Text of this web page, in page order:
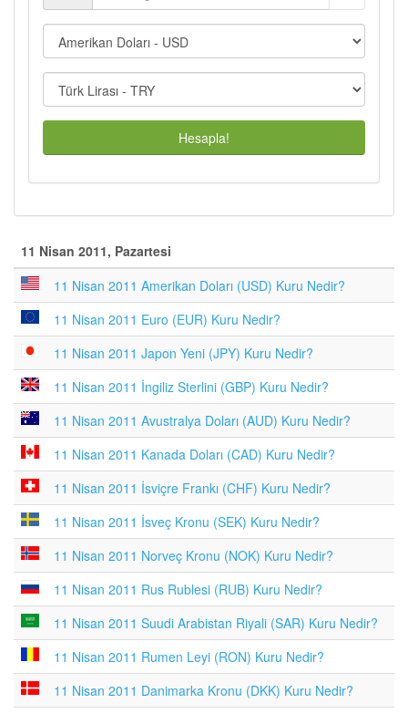
Hesapla!
11 Nisan 2011, Pazartesi
11 Nisan 2011 Amerikan Doları (USD) Kuru Nedir?
11 Nisan 2011 Euro (EUR) Kuru Nedir?
11 Nisan 2011 Japon Yeni (JPY) Kuru Nedir?
11 Nisan 2011 İngiliz Sterlini (GBP) Kuru Nedir?
11 Nisan 2011 Avustralya Doları (AUD) Kuru Nedir?
11 Nisan 2011 Kanada Doları (CAD) Kuru Nedir?
11 Nisan 2011 İsviçre Frankı (CHF) Kuru Nedir?
11 Nisan 2011 İsveç Kronu (SEK) Kuru Nedir?
11 Nisan 2011 Norveç Kronu (NOK) Kuru Nedir?
11 Nisan 2011 Rus Rublesi (RUB) Kuru Nedir?
11 Nisan 2011 Suudi Arabistan Riyali (SAR) Kuru Nedir?
11 Nisan 2011 Rumen Leyi (RON) Kuru Nedir?
11 Nisan 2011 Danimarka Kronu (DKK) Kuru Nedir?